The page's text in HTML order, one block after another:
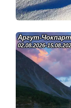
Аргут-
02.08.2026-